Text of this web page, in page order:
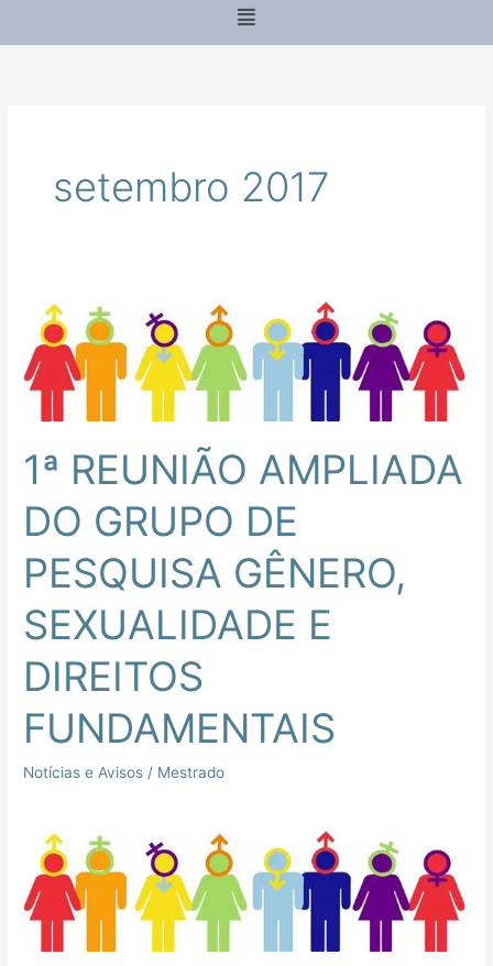
Menu
setembro 2017
1ª REUNIÃO AMPLIADA
DO GRUPO DE
PESQUISA GÊNERO,
SEXUALIDADE E
DIREITOS
FUNDAMENTAIS
Notícias e Avisos / Mestrado
REUNIÃO
AMPLIADA
DO
GRUPO
PESQUISA
SEXUALIDADE
E
DIREITOS
FUNDAMENTAIS